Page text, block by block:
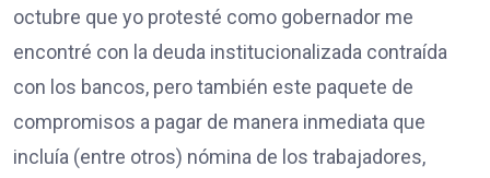
octubre que yo protesté como gobernador me
encontré con la deuda institucionalizada contraída
con los bancos, pero también este paquete de
compromisos a pagar de manera inmediata que
incluía (entre otros) nómina de los trabajadores,